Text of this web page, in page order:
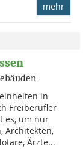
mehr
in
Freiberufler
es, um nur
Architekten,
Ärzte...